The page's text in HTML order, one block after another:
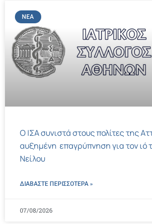
ΝΈΑ
Ο ΙΣΑ συνιστά στους πολίτες της
αυξημένη επαγρύπνηση για τον ιό
Νείλου
ΔΙΑΒΑΣΤΕ ΠΕΡΙΣΣΌΤΕΡΑ »
07/08/2026